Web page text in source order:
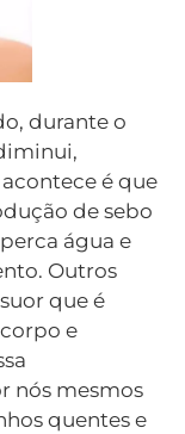
durante o
é que
de sebo
água e
Outros
que é
e
nós mesmos
quentes e